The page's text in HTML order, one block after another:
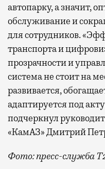
автопарку, а значит,
обслуживание и
для сотрудников.
транспорта и
прозрачности и
система не стоит на
развивается,
адаптируется под
подчеркнул
«КамАЗ» Дмитрий
Фото: пресс-служба